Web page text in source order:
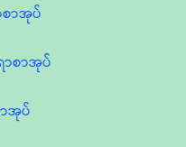
စာအုပ်
စာအုပ်
အုပ်